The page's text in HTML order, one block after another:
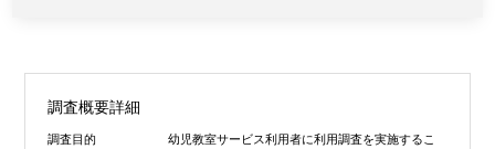
調査概要詳細
調査目的
幼児教室サービス利用者に利用調査を実施するこ